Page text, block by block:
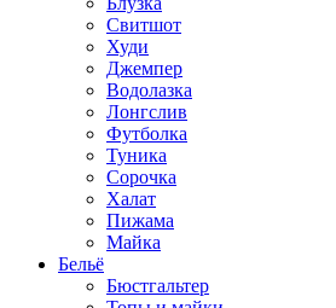
Свитшот
Худи
Джемпер
Водолазка
Лонгслив
Футболка
Туника
Сорочка
Халат
Пижама
Майка
Бельё
Бюстгальтер